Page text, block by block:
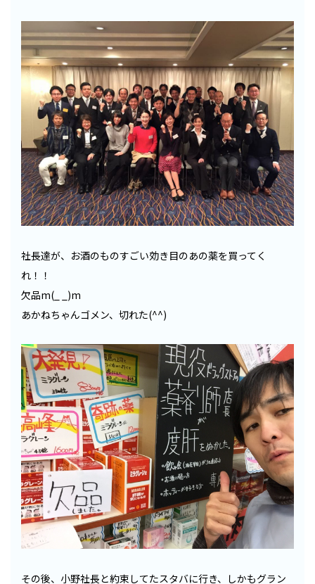
社長達が、お酒のものすごい効き目のあの薬を買ってく
れ！！
欠品m(_ _)m
あかねちゃんゴメン、切れた(^^)
その後、小野社長と約束してたスタバに行き、しかもグラン